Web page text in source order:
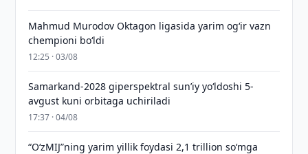
Mahmud Murodov Oktagon ligasida yarim og‘ir vazn
chempioni bo‘ldi
12:25 · 03/08
Samarkand-2028 giperspektral sun’iy yo‘ldoshi 5-
avgust kuni orbitaga uchiriladi
17:37 · 04/08
“O‘zMIJ”ning yarim yillik foydasi 2,1 trillion so‘mga